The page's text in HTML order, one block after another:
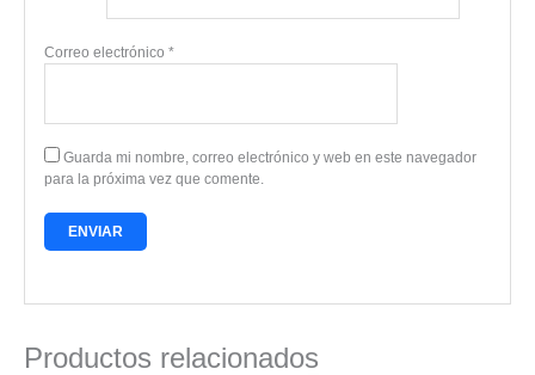
Correo electrónico *
Guarda mi nombre, correo electrónico y web en este navegador
para la próxima vez que comente.
Productos relacionados